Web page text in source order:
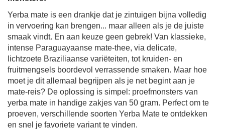
mate-reis? De oplossing is simpel: proefmonsters van
yerba mate in handige zakjes van 50 gram. Perfect om te
proeven, verschillende soorten Yerba Mate te ontdekken
en snel je favoriete variant te vinden.
Meer lezen